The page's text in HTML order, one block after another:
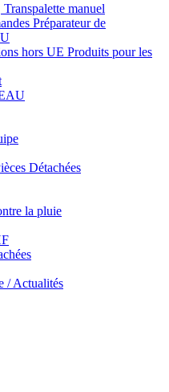
Transpalette manuel
Préparateur de
Produits pour les
Détachées
la pluie
/ Actualités